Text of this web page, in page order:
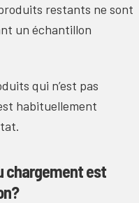
restants ne sont
un échantillon
qui n’est pas
habituellement
chargement est